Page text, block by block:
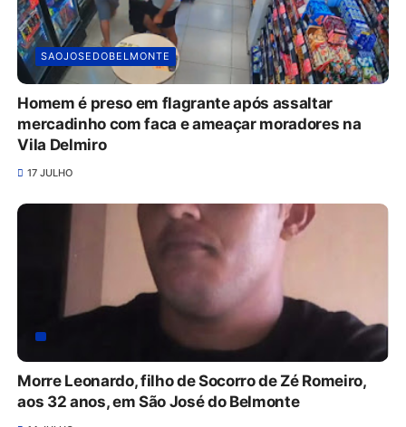
SAOJOSEDOBELMONTE
Homem é preso em flagrante após assaltar
mercadinho com faca e ameaçar moradores na
Vila Delmiro
17 JULHO
Morre Leonardo, filho de Socorro de Zé Romeiro,
aos 32 anos, em São José do Belmonte